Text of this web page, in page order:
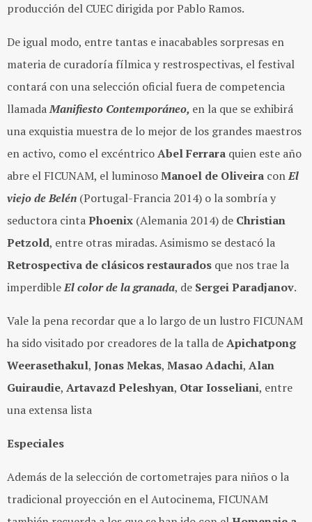
producción del CUEC dirigida por Pablo Ramos.
De igual modo, entre tantas e inacabables sorpresas en
materia de curadoría fílmica y restrospectivas, el festival
contará con una selección oficial fuera de competencia
llamadaManifiesto Contemporáneo, en la que se exhibirá
una exquistia muestra de lo mejor de los grandes maestros
en activo, como el excéntricoAbel Ferrara quien este año
abre el FICUNAM, el luminosoManoel de Oliveira conEl
viejo de Belén (Portugal-Francia 2014) o la sombría y
seductora cintaPhoenix (Alemania 2014) de Christian
Petzold, entre otras miradas. Asimismo se destacó la
Retrospectiva de clásicos restaurados que nos trae la
imperdibleEl color de la granada, de Sergei Paradjanov.
Vale la pena recordar que a lo largo de un lustro FICUNAM
ha sido visitado por creadores de la talla deApichatpong
Weerasethakul, Jonas Mekas, Masao Adachi, Alan
Guiraudie, Artavazd Peleshyan, Otar Iosseliani, entre
una extensa lista
Especiales
Además de la selección de cortometrajes para niños o la
tradicional proyección en el Autocinema, FICUNAM